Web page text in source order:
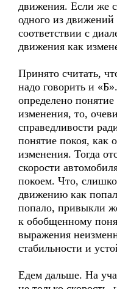
движения. Если же
одного из
соответствии с
движения как
Принято считать,
надо говорить и
определено
изменения, то,
справедливости
понятие покоя, как
изменения. Тогда
скорости
покоем. Что,
движению как
попало, привыкли
к обобщенному
выражения
стабильности и
Едем дальше. На